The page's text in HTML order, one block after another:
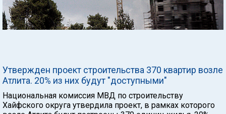
Утвержден проект строительства 370 квартир возле
Атлита. 20% из них будут "доступными"
Национальная комиссия МВД по строительству
Хайфского округа утвердила проект, в рамках которого